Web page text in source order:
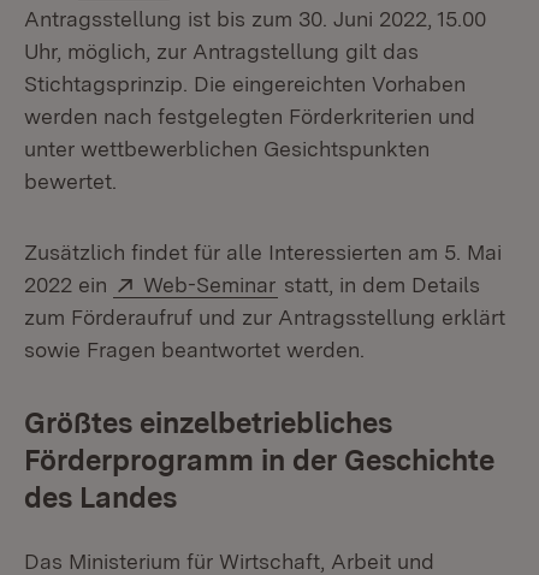
Antragsstellung ist bis zum 30. Juni 2022, 15.00
Uhr, möglich, zur Antragstellung gilt das
Stichtagsprinzip. Die eingereichten Vorhaben
werden nach festgelegten Förderkriterien und
unter wettbewerblichen Gesichtspunkten
bewertet.
Zusätzlich findet für alle Interessierten am 5. Mai
2022 ein
Extern:
Web-Seminar (Öffnet in neuem Fenster)
statt, in dem Details
zum Förderaufruf und zur Antragsstellung erklärt
sowie Fragen beantwortet werden.
Größtes einzelbetriebliches
Förderprogramm in der Geschichte
des Landes
Das Ministerium für Wirtschaft, Arbeit und